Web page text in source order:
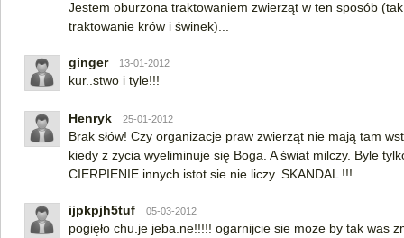
Jestem oburzona traktowaniem zwierząt w ten sposób
traktowanie krów i świnek)...
ginger 13-01-2012
kur..stwo i tyle!!!
Henryk 25-01-2012
Brak słów! Czy organizacje praw zwierząt nie mają tam
kiedy z życia wyeliminuje się Boga. A świat milczy. Byle
CIERPIENIE innych istot sie nie liczy. SKANDAL !!!
ijpkpjh5tuf 05-03-2012
pogięło chu.je jeba.ne!!!!! ogarnijcie sie moze by tak was